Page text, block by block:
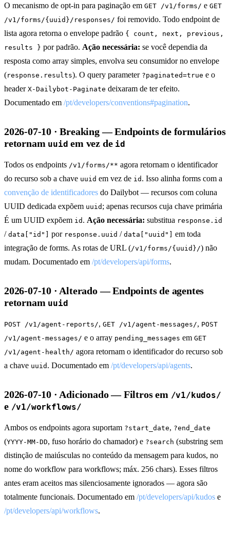
O mecanismo de opt-in para paginação em GET /v1/forms/ e GET
/v1/forms/{uuid}/responses/ foi removido. Todo endpoint de
lista agora retorna o envelope padrão { count, next, previous,
results } por padrão. Ação necessária: se você dependia da
resposta como array simples, envolva seu consumidor no envelope
(response.results). O query parameter ?paginated=true e o
header X-Dailybot-Paginate deixaram de ter efeito.
Documentado em /pt/developers/conventions#pagination.
2026-07-10 · Breaking — Endpoints de formulários
retornam uuid em vez de id
Todos os endpoints /v1/forms/** agora retornam o identificador
do recurso sob a chave uuid em vez de id . Isso alinha forms com a
convenção de identificadores do Dailybot — recursos com coluna
UUID dedicada expõem uuid ; apenas recursos cuja chave primária
É um UUID expõem id . Ação necessária: substitua response.id
/ data["id"] por response.uuid / data["uuid"]
em toda
integração de forms. As rotas de URL (/v1/forms/{uuid}/) não
mudam. Documentado em /pt/developers/api/forms.
2026-07-10 · Alterado — Endpoints de agentes
retornam uuid
POST /v1/agent-reports/, GET /v1/agent-messages/, POST
/v1/agent-messages/ e o array pending_messages em GET
/v1/agent-health/ agora retornam o identificador do recurso sob
a chave uuid . Documentado em /pt/developers/api/agents.
2026-07-10 · Adicionado — Filtros em /v1/kudos/
e /v1/workflows/
Ambos os endpoints agora suportam ?start_date, ?end_date
(YYYY-MM-DD, fuso horário do chamador) e ?search (substring sem
distinção de maiúsculas no conteúdo da mensagem para kudos, no
nome do workflow para workflows; máx. 256 chars). Esses filtros
antes eram aceitos mas silenciosamente ignorados — agora são
totalmente funcionais. Documentado em /pt/developers/api/kudos e
/pt/developers/api/workflows.